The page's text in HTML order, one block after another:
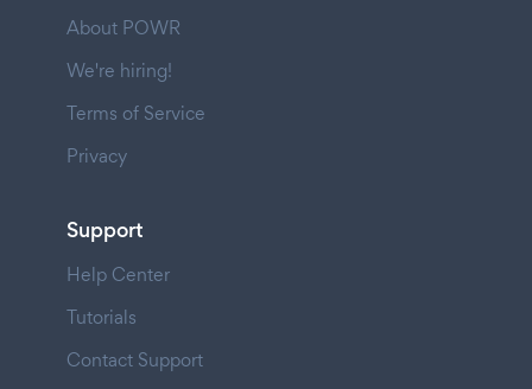
About POWR
We're hiring!
Terms of Service
Privacy
Support
Help Center
Tutorials
Contact Support